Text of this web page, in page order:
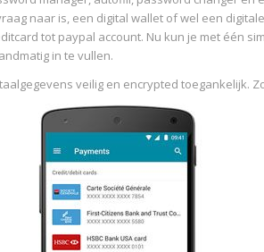
naar is, een digital wallet of wel een
tot paypal account. Nu kun je met één
in te vullen.
veilig en encrypted toegankelijk.